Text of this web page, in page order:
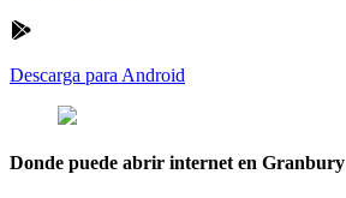
Descarga para Android
Donde puede abrir internet en Granbury